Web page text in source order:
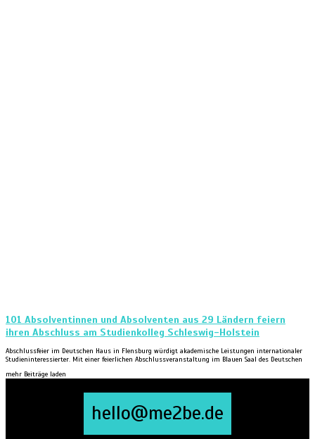
101 Absolventinnen und Absolventen aus 29 Ländern feiern
ihren Abschluss am Studienkolleg Schleswig-Holstein
Abschlussfeier im Deutschen Haus in Flensburg würdigt akademische Leistungen internationaler
Studieninteressierter. Mit einer feierlichen Abschlussveranstaltung im Blauen Saal des Deutschen
mehr Beiträge laden
hello@me2be.de